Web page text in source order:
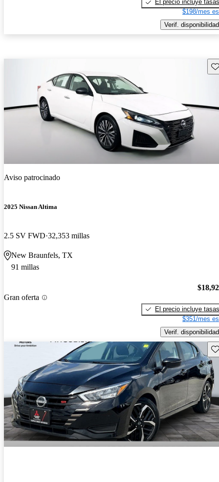
El precio incluye tasas
$198/mes
Verif. disponibilidad
Aviso patrocinado
2025 Nissan Altima
2.5 SV FWD 32,353 millas
New Braunfels, TX
91 millas
Gran oferta
El precio incluye tasas
$351/mes
Verif. disponibilidad